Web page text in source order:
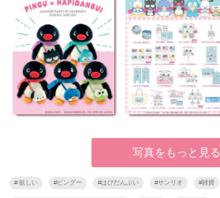
写真をもっと見る
#欲しい #ピングー #はぴだんぶい #サンリオ #雑貨